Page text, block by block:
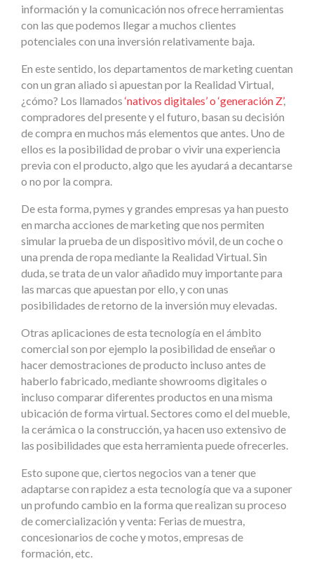
información y la comunicación nos ofrece herramientas
con las que podemos llegar a muchos clientes
potenciales con una inversión relativamente baja.
En este sentido, los departamentos de marketing cuentan
con un gran aliado si apuestan por la Realidad Virtual,
¿cómo? Los llamados ‘nativos digitales’ o ‘generación Z’,
compradores del presente y el futuro, basan su decisión
de compra en muchos más elementos que antes. Uno de
ellos es la posibilidad de probar o vivir una experiencia
previa con el producto, algo que les ayudará a decantarse
o no por la compra.
De esta forma, pymes y grandes empresas ya han puesto
en marcha acciones de marketing que nos permiten
simular la prueba de un dispositivo móvil, de un coche o
una prenda de ropa mediante la Realidad Virtual. Sin
duda, se trata de un valor añadido muy importante para
las marcas que apuestan por ello, y con unas
posibilidades de retorno de la inversión muy elevadas.
Otras aplicaciones de esta tecnología en el ámbito
comercial son por ejemplo la posibilidad de enseñar o
hacer demostraciones de producto incluso antes de
haberlo fabricado, mediante showrooms digitales o
incluso comparar diferentes productos en una misma
ubicación de forma virtual. Sectores como el del mueble,
la cerámica o la construcción, ya hacen uso extensivo de
las posibilidades que esta herramienta puede ofrecerles.
Esto supone que, ciertos negocios van a tener que
adaptarse con rapidez a esta tecnología que va a suponer
un profundo cambio en la forma que realizan su proceso
de comercialización y venta: Ferias de muestra,
concesionarios de coche y motos, empresas de
formación, etc.